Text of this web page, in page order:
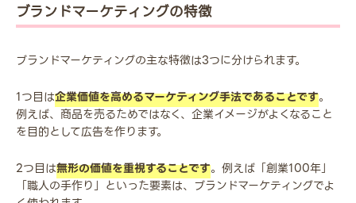
ブランドマーケティングの特徴
ブランドマーケティングの主な特徴は3つに分けられます。
1つ目は企業価値を高めるマーケティング手法であることです。
例えば、商品を売るためではなく、企業イメージがよくなること
を目的として広告を作ります。
2つ目は無形の価値を重視することです。例えば「創業100年」
「職人の手作り」といった要素は、ブランドマーケティングでよ